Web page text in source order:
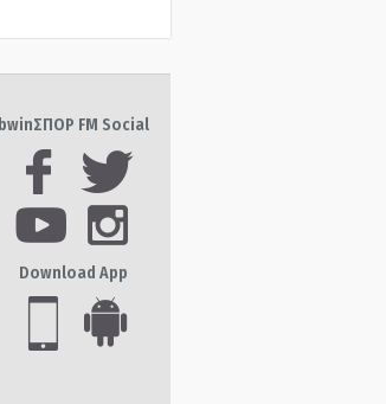
bwinΣΠΟΡ FM Social
Download App